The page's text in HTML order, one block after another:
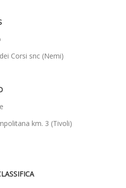
Corsi snc (Nemi)
km. 3 (Tivoli)